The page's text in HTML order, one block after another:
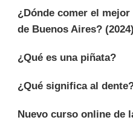
¿Dónde comer el
de Buenos Aires? (2024)
¿Qué es una piñata?
¿Qué significa al
Nuevo curso online de